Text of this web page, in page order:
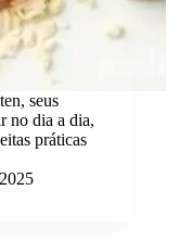
seus
no dia a dia,
práticas